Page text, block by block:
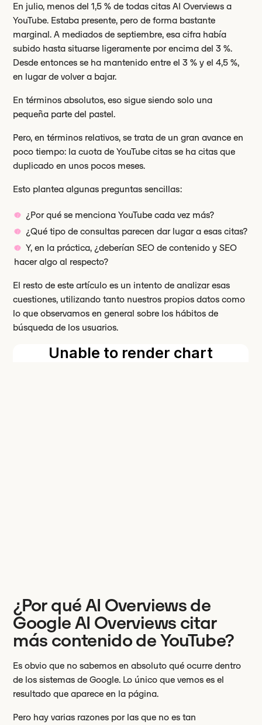
En julio, menos del 1,5 % de todas citas AI Overviews a
YouTube. Estaba presente, pero de forma bastante
marginal. A mediados de septiembre, esa cifra había
subido hasta situarse ligeramente por encima del 3 %.
Desde entonces se ha mantenido entre el 3 % y el 4,5 %,
en lugar de volver a bajar.
En términos absolutos, eso sigue siendo solo una
pequeña parte del pastel.
Pero, en términos relativos, se trata de un gran avance en
poco tiempo: la cuota de YouTube citas se ha citas que
duplicado en unos pocos meses.
Esto plantea algunas preguntas sencillas:
¿Por qué se menciona YouTube cada vez más?
¿Qué tipo de consultas parecen dar lugar a esas citas?
Y, en la práctica, ¿deberían SEO de contenido y SEO
hacer algo al respecto?
El resto de este artículo es un intento de analizar esas
cuestiones, utilizando tanto nuestros propios datos como
lo que observamos en general sobre los hábitos de
búsqueda de los usuarios.
¿Por qué AI Overviews de
Google AI Overviews citar
más contenido de YouTube?
Es obvio que no sabemos en absoluto qué ocurre dentro
de los sistemas de Google. Lo único que vemos es el
resultado que aparece en la página.
Pero hay varias razones por las que no es tan